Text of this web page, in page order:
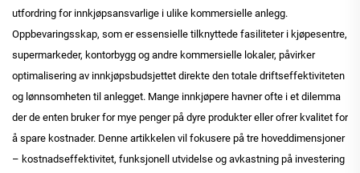
utfordring for innkjøpsansvarlige i ulike kommersielle anlegg.
Oppbevaringsskap, som er essensielle tilknyttede fasiliteter i kjøpesentre,
supermarkeder, kontorbygg og andre kommersielle lokaler, påvirker
optimalisering av innkjøpsbudsjettet direkte den totale driftseffektiviteten
og lønnsomheten til anlegget. Mange innkjøpere havner ofte i et dilemma
der de enten bruker for mye penger på dyre produkter eller ofrer kvalitet for
å spare kostnader. Denne artikkelen vil fokusere på tre hoveddimensjoner
– kostnadseffektivitet, funksjonell utvidelse og avkastning på investering